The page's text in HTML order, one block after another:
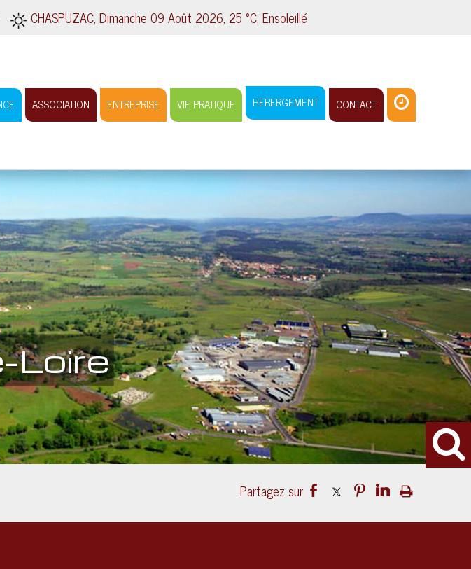
CHASPUZAC, Dimanche 09 Août 2026, 25 °C, Ensoleillé
ASSOCIATION ENTREPRISE VIE PRATIQUE HEBERGEMENT CONTACT
Loire